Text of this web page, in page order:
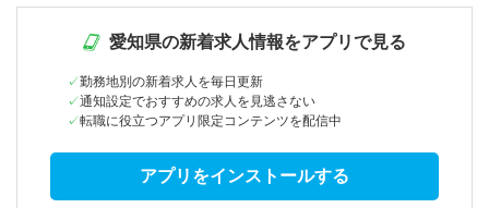
愛知県の新着求人情報をアプリで見る
勤務地別の新着求人を毎日更新
通知設定でおすすめの求人を見逃さない
転職に役立つアプリ限定コンテンツを配信中
アプリをインストールする